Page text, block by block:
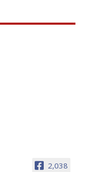
2,038